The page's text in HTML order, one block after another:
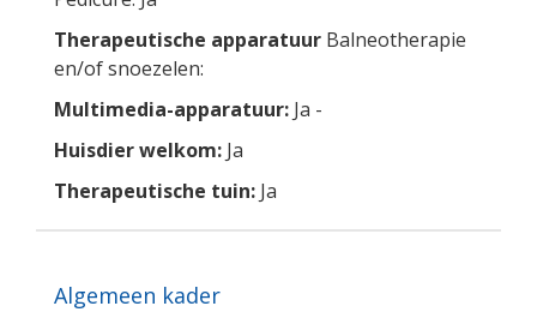
Therapeutische apparatuur Balneotherapie
en/of snoezelen:
Multimedia-apparatuur: Ja -
Huisdier welkom: Ja
Therapeutische tuin: Ja
Algemeen kader